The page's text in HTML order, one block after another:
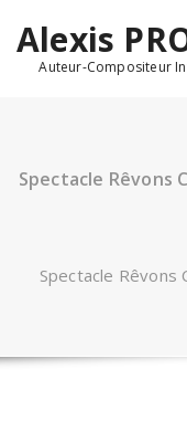
Alexis
Auteur-Compositeur
Spectacle Rêvons
Spectacle Rêvons